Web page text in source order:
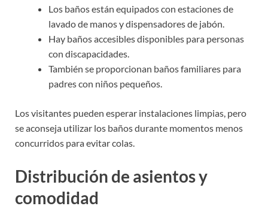
Los baños están equipados con estaciones de
lavado de manos y dispensadores de jabón.
Hay baños accesibles disponibles para personas
con discapacidades.
También se proporcionan baños familiares para
padres con niños pequeños.
Los visitantes pueden esperar instalaciones limpias, pero
se aconseja utilizar los baños durante momentos menos
concurridos para evitar colas.
Distribución de asientos y
comodidad